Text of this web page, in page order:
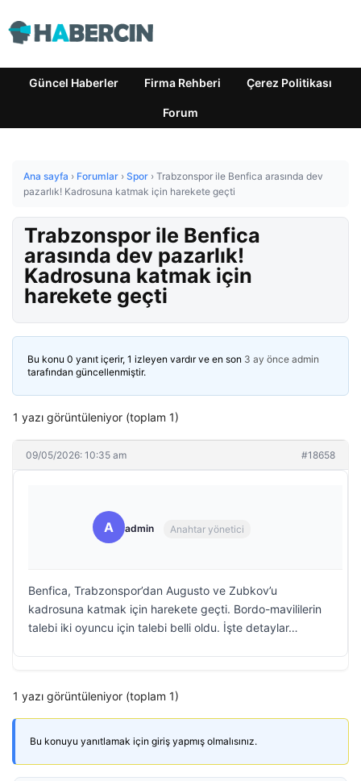
Güncel Haberler Firma Rehberi Çerez Politikası
Forum
Ana sayfa › Forumlar › Spor › Trabzonspor ile Benfica arasında dev
pazarlık! Kadrosuna katmak için harekete geçti
Trabzonspor ile Benfica
arasında dev pazarlık!
Kadrosuna katmak için
harekete geçti
Bu konu 0 yanıt içerir, 1 izleyen vardır ve en son 3 ay önce admin
tarafından güncellenmiştir.
1 yazı görüntüleniyor (toplam 1)
09/05/2026: 10:35 am #18658
A admin Anahtar yönetici
Benfica, Trabzonspor’dan Augusto ve Zubkov’u
kadrosuna katmak için harekete geçti. Bordo-mavililerin
talebi iki oyuncu için talebi belli oldu. İşte detaylar…
1 yazı görüntüleniyor (toplam 1)
Bu konuyu yanıtlamak için giriş yapmış olmalısınız.